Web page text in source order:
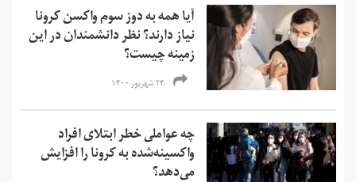
آیا همه به دوز سوم واکسن کرونا
نیاز دارند؟ نظر دانشمندان در این
زمینه چیست؟
۲۴ شهریور ۱۴۰۰
چه عواملی خطر ابتلای افراد
واکسینه‌شده به کرونا را افزایش
می‌دهد؟